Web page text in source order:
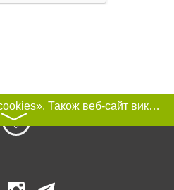
Цей сайт використовує «cookies». Також веб-сайт використовує інтернет-сервіс для збору технічних даних стосовно відвідувачів з метою отримання маркетингової та статистичної інформації. Умови обробки даних відвідувачів сайту див.
〉